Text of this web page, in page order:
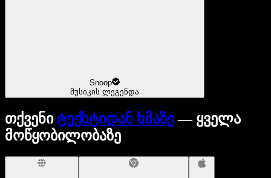
Snoop
მუსიკის ლეგენდა
თქვენი ტექსტიდან ხმაზე— ყველა
მოწყობილობაზე